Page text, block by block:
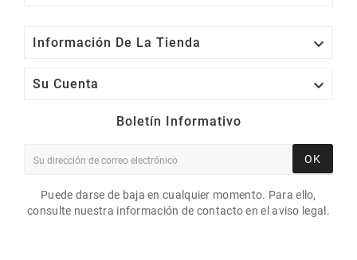
Información De La Tienda 
Su Cuenta 
Boletín Informativo
OK
Puede darse de baja en cualquier momento. Para ello,
consulte nuestra información de contacto en el aviso legal.